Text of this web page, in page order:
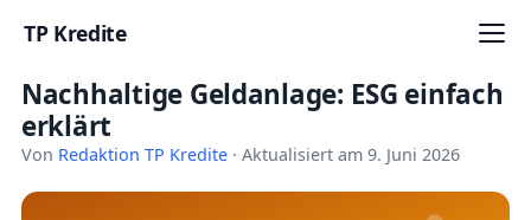
TP Kredite
Startseite
Kredite
Ratgeber
Nachhaltige Geldanlage: ESG einfach
erklärt
Von Redaktion TP Kredite · Aktualisiert am 9. Juni 2026